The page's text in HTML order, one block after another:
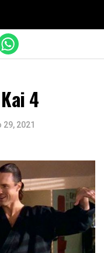
4
29, 2021